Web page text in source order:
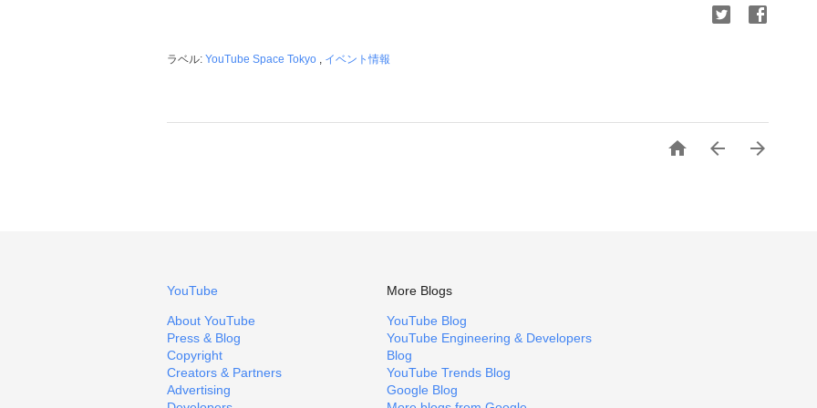
ラベル: YouTube Space Tokyo , イベント情報
  
YouTube
About YouTube
Press & Blog
Copyright
Creators & Partners
Advertising
More Blogs
YouTube Blog
YouTube Engineering & Developers
Blog
YouTube Trends Blog
Google Blog